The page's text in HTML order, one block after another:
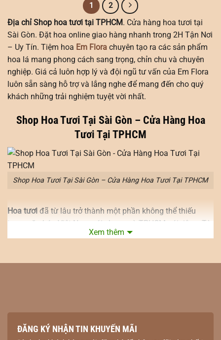
1 2
Địa chỉ Shop hoa tươi tại TPHCM. Cửa hàng hoa tươi tại
Sài Gòn. Đặt hoa online giao hàng nhanh trong 2H Tận Nơi
– Uy Tín. Tiệm hoa Em Flora chuyên tạo ra các sản phẩm
hoa lá mang phong cách sang trọng, chỉn chu và chuyên
nghiệp. Giá cả luôn hợp lý và đội ngũ tư vấn của Em Flora
luôn sẵn sàng hỗ trợ và lắng nghe để mang đến cho quý
khách những trải nghiệm tuyệt vời nhất.
Shop Hoa Tươi Tại Sài Gòn – Cửa Hàng Hoa
Tươi Tại TPHCM
Shop Hoa Tươi Tại Sài Gòn – Cửa Hàng Hoa Tươi Tại TPHCM
Hoa tươi đã từ lâu trở thành một phần không thể thiếu
trong văn hóa Việt Nam nói chung và TPHCM nói riêng. Từ
những ngày đầu thành lập, hoa đã được sử dụng như một
Em Flora cửa hàng hoa tươi nổi bật tại TPHCM
Xem thêm
ĐĂNG KÝ NHẬN TIN KHUYẾN MÃI